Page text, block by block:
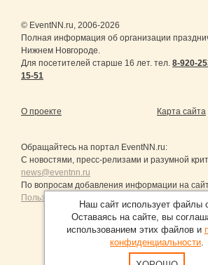
© EventNN.ru, 2006-2026
Полная информация об организации
Нижнем Новгороде.
Для посетителей старше 16 лет. тел. 8-920-
15-51
О проекте Карта сайта
Обращайтесь на портал EventNN.ru:
С новостями, пресс-релизами и разумной
news@eventnn.ru
По вопросам добавления информации на
Пользовательское Соглашение и политика
Продвижение сайтов Санкт-
Наш сайт использует файлы
Оставаясь на сайте, вы
использованием этих файлов и
конфиденциальности.